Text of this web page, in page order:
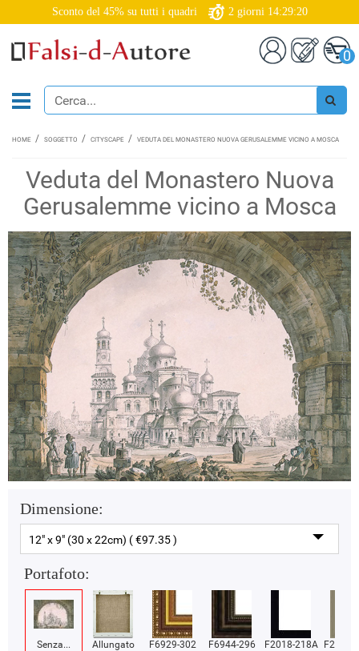
Sconto del 45% su tutti i quadri 2 giorni 14:29:19
0
HOME SOGGETTO CITYSCAPE VEDUTA DEL MONASTERO NUOVA GERUSALEMME VICINO A MOSCA
Veduta del Monastero Nuova
Gerusalemme vicino a Mosca
Dimensione:
12" x 9" (30 x 22cm) ( €97.35 )
Portafoto:
Senza... Allungato F6929-302 F6944-296 F2018-218A F2018-